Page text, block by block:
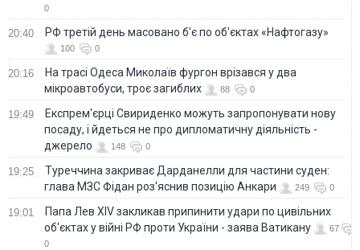
0
20:40 РФ третій день масовано б'є по об'єктах «Нафтогазу»
100 0
20:16
На трасі Одеса Миколаїв фургон врізався у два
мікроавтобуси, троє загиблих
88 0
19:49
Експрем'єрці Свириденко можуть запропонувати нову
посаду, і йдеться не про дипломатичну діяльність -
джерело
148 0
19:25
Туреччина закриває Дарданелли для частини суден:
глава МЗС Фідан роз'яснив позицію Анкари
249 0
19:01
Папа Лев XIV закликав припинити удари по цивільних
об'єктах у війні РФ проти України - заява Ватикану
67
0